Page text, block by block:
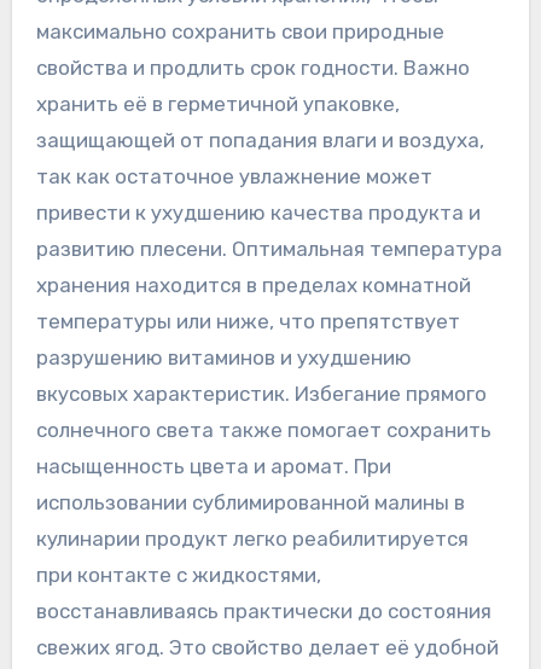
максимально сохранить свои природные
свойства и продлить срок годности. Важно
хранить её в герметичной упаковке,
защищающей от попадания влаги и воздуха,
так как остаточное увлажнение может
привести к ухудшению качества продукта и
развитию плесени. Оптимальная температура
хранения находится в пределах комнатной
температуры или ниже, что препятствует
разрушению витаминов и ухудшению
вкусовых характеристик. Избегание прямого
солнечного света также помогает сохранить
насыщенность цвета и аромат. При
использовании сублимированной малины в
кулинарии продукт легко реабилитируется
при контакте с жидкостями,
восстанавливаясь практически до состояния
свежих ягод. Это свойство делает её удобной